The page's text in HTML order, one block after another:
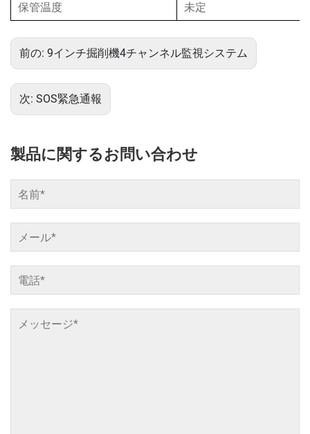
保管温度
未定
前の: 9インチ掘削機4チャンネル監視システム
次: SOS緊急通報
製品に関するお問い合わせ